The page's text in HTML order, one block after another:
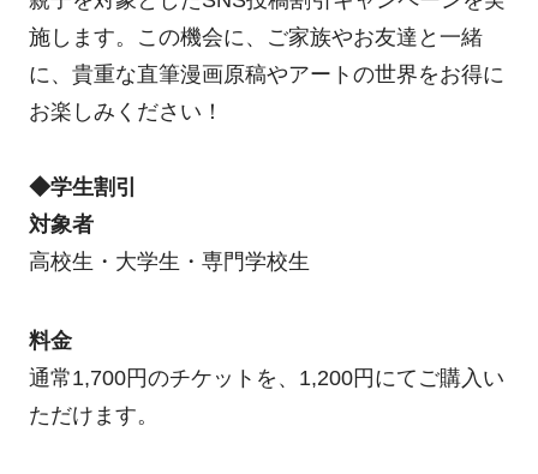
施します。この機会に、ご家族やお友達と一緒
に、貴重な直筆漫画原稿やアートの世界をお得に
お楽しみください！
◆学生割引
対象者
高校生・大学生・専門学校生
料金
通常1,700円のチケットを、1,200円にてご購入い
ただけます。